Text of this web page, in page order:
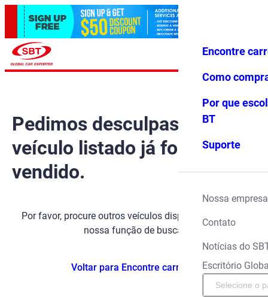
Favoritos Menu
Encontre
Como
Por que
BT
Suporte
Nossa empresa
Contato
Notícias do
Escritório
Pedimos desculpas, mas o
veículo listado já foi
vendido.
Por favor, procure outros veículos disponíveis usando
nossa função de busca.
Voltar para Encontre carros